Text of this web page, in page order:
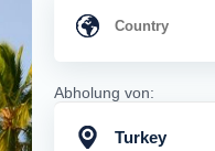
Abholung von:
Turkey